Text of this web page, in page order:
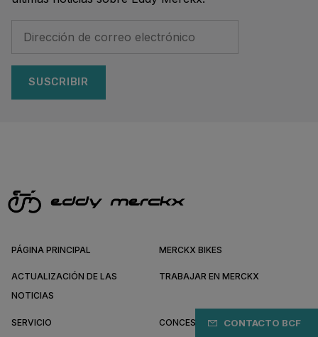
CONTACTO BCF
SUSCRIBIR
PÁGINA PRINCIPAL MERCKX BIKES
ACTUALIZACIÓN DE LAS
NOTICIAS
TRABAJAR EN MERCKX
SERVICIO CONCESIONARIOS DE MERCKX